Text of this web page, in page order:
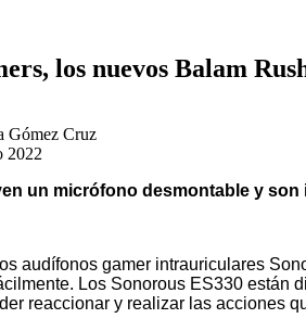
los nuevos Balam
Gómez Cruz
2022
un micrófono desmontable y
audífonos gamer intrauriculares
Los Sonorous ES330 están
reaccionar y realizar las acciones